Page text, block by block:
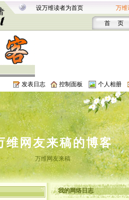
设万维读者为首页 万维
首 页
发表日志 控制面板 个人相册
维网友来稿的博客
万维网友来稿
我的网络日志